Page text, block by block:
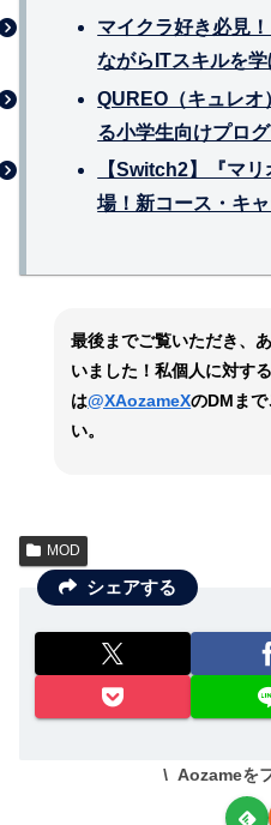
マイクラ好き必見
ながらITスキルを学
QUREO（キュレオ
る小学生向けプロ
【Switch2】『マ
場！新コース・キ
最後までご覧いただき、
いました！私個人に対す
は@XAozameXのDMまで
い。
MOD
シェアする
Aozameを